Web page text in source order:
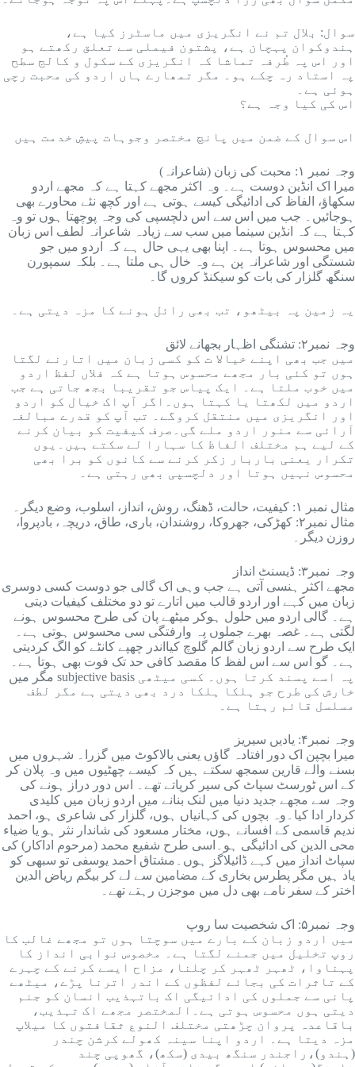
ہندوکوان پہچان ہے، پشتون فیملی سے تعلق رکھتے ہو
اور اس پہ طُرفہ تماشا کہ انگریزی کے سکول و کالج سطح
پہ استاد رہ چکے ہو۔ مگر تمھارے ہاں اردو کی محبت رچی
ہوئی ہے۔
اس کی کیا وجہ ہے؟
‎اس سوال کے ضمن میں پانچ مختصر وجوہات پیشِ خدمت ہیں
‎وجہ نمبر ۱: محبت کی زبان (شاعرانہ)
سکھاؤ، الفاظ کی ادائیگی کیسے ہوتی ہے اور کچھ نئے محاورے بھی
ہوجائیں۔ جب میں اس سے اس دلچسپی کی وجہ پوچھتا ہوں تو وہ
کہتا ہے کہ انڈین سینما میں سب سے زیادہ شاعرانہ لطف اس زبان
میں محسوس ہوتا ہے۔ اپنا بھی یہی حال ہے کہ اردو میں جو
شستگی اور شاعرانہ پن ہے وہ خال ہی ملتا ہے۔ بلکہ سمپورن
سنگھ گلزار کی بات کو سیکنڈ کروں گا۔
یہ زمین پہ بیٹھو، تب بھی رائل ہونے کا مزہ دیتی ہے۔
‎وجہ نمبر۲: تشنگی اظہار بجھانے لائق
ہوں تو کئی بار مجھے محسوس ہوتا ہے کہ فلاں لفظ اردو
میں خوب ملتا ہے۔ ایک پیاس جو تقریبا بجھ جاتی ہے جب
اردو میں لکھتا یا کہتا ہوں۔اگر آپ اک خیال کو اردو
اور انگریزی میں منتقل کروگے۔ تب آپ کو قدرے مبالغہ
آرائی سے منور اردو ملے گی۔صرف کیفیت کو بیان کرنے
کے لیے ہم مختلف الفاظ کا سہارا لے سکتے ہیں۔یوں
تکرار یعنی باربار زکر کرنے سے کانوں کو برا بھی
محسوس نہیں ہوتا اور دلچسپی بھی رہتی ہے۔
‎مثال نمبر ۱: کیفیت، حالت، ڈھنگ، روش، انداز، اسلوب، وضع دیگر۔
روزن دیگر۔
‎وجہ نمبر۳: ڈیسنٹ انداز
زبان میں کہے اور اردو قالب میں اتارے تو دو مختلف کیفیات دیتی
ہے۔ گالی اردو میں حلول ہوکر میٹھے پان کی طرح محسوس ہونے
لگتی ہے۔ غصہ بھرے جملوں پہ وارفتگی سی محسوس ہوتی ہے۔
ایک طرح سے اردو زبان گالم گلوچ کیااندر چھپے کانٹے کو الگ کردیتی
ہے۔ گو اس سے اس لفظ کا مقصد کافی حد تک فوت بھی ہوتا ہے۔
مگر میں subjective basis پہ اسے پسند کرتا ہوں۔ کسی میٹھی
خارش کی طرح جو ہلکا ہلکا درد بھی دیتی ہے مگر لطف
مسلسل قائم رہتا ہے۔
‎وجہ نمبر۴: یادیں سیریز
بسنے والے قارین سمجھ سکتے ہیں کہ کیسے چھٹیوں میں وہ پلان کر
کے اس ٹورسٹ سپاٹ کی سیر کرپاتے تھے۔ اس دور دراز ہونے کی
وجہ سے مجھے جدید دنیا میں لنک بنانے میں اردو زبان میں کلیدی
کردار ادا کیا۔وہ بچوں کی کہانیاں ہوں، گلزار کی شاعری ہو، احمد
ندیم قاسمی کے افسانے ہوں، مختار مسعود کی شاندار نثر ہو یا ضیاء
محی الدین کی ادائیگی ہو۔اسی طرح شفیع محمد (مرحوم اداکار) کی
سپاٹ انداز میں کہے ڈائیلاگز ہوں۔مشتاق احمد یوسفی تو سبھی کو
یاد ہیں مگر پطرس بخاری کے مضامین سے لے کر بیگم ریاض الدین
اختر کے سفر نامے بھی دل میں موجزن رہتے تھے۔
‎وجہ نمبر۵: اک شخصیت سا روپ
روپ تخلیل میں جمنے لگتا ہے۔ مخصوس نوابی انداز کا
پہناوا، ٹھہر ٹھہر کر چلنا، مزاح ایسے کرنے کے چہرے
کے تاثرات کی بجائے لفظوں کے اندر اترنا پڑے، میٹھے
پانی سے جملوں کی ادائیگی اک باتہذیب انسان کو جنم
دیتی ہوں محسوس ہوتی ہے۔المختصر مجھے اک تہذیب،
باقاعدہ پروان چڑھتی مختلف النوع ثقافتوں کا میلاپ
مزہ دیتا ہے۔ اردو اپنا سینہ کھولے کرشن چندر
(ہندو)،راجندر سنگھ بیدی (سکھ)، گھوپی چند